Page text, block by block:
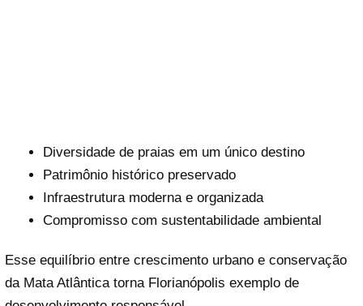
Diversidade de praias em um único destino
Patrimônio histórico preservado
Infraestrutura moderna e organizada
Compromisso com sustentabilidade ambiental
Esse equilíbrio entre crescimento urbano e conservação
da Mata Atlântica torna Florianópolis exemplo de